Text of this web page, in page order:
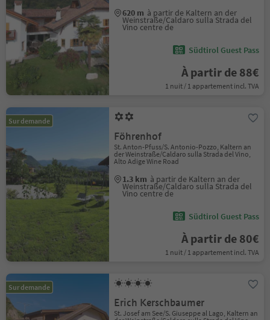
620 m à partir de Kaltern an der
Weinstraße/Caldaro sulla Strada del
Vino centre de
Südtirol Guest Pass
À partir de 88€
1 nuit / 1 appartement incl. TVA
Sur demande
Föhrenhof
St. Anton-Pfuss/S. Antonio-Pozzo, Kaltern an
der Weinstraße/Caldaro sulla Strada del Vino,
Alto Adige Wine Road
1.3 km à partir de Kaltern an der
Weinstraße/Caldaro sulla Strada del
Vino centre de
Südtirol Guest Pass
À partir de 80€
1 nuit / 1 appartement incl. TVA
Sur demande
Erich Kerschbaumer
St. Josef am See/S. Giuseppe al Lago, Kaltern an